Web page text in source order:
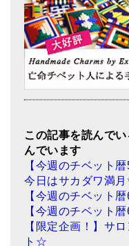
この記事を読んで
んでいます
【今週のチベット暦
今日はサカダワ満月
【今週のチベット暦
【今週のチベット暦
【限定企画！】サ
ト☆